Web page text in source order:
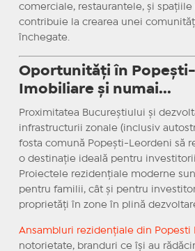
comerciale, restaurantele, și spațiile
contribuie la crearea unei
închegate.
Oportunități în
Imobiliare și numai...
Proximitatea Bucureștiului și
infrastructurii zonale (inclusiv
fosta comună Popești-Leordeni să
o destinație ideală pentru
Proiectele rezidențiale moderne
pentru familii, cât și pentru
proprietăți în zone în plină
Ansambluri rezidențiale din Popesti
notorietate, branduri ce își au